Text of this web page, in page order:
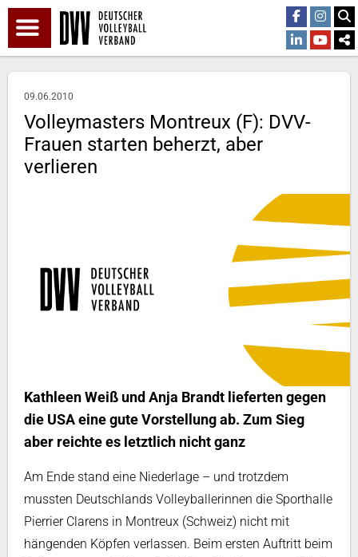
09.06.2010
Volleymasters Montreux (F): DVV-
Frauen starten beherzt, aber
verlieren
Kathleen Weiß und Anja Brandt lieferten gegen
die USA eine gute Vorstellung ab. Zum Sieg
aber reichte es letztlich nicht ganz
Am Ende stand eine Niederlage – und trotzdem
mussten Deutschlands Volleyballerinnen die Sporthalle
Pierrier Clarens in Montreux (Schweiz) nicht mit
hängenden Köpfen verlassen. Beim ersten Auftritt beim